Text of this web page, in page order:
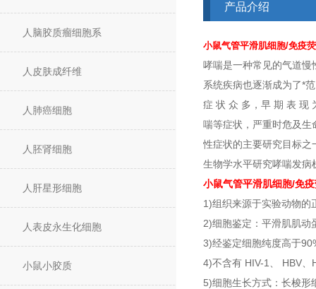
人脑胶质瘤细胞系
人皮肤成纤维
人肺癌细胞
人胚肾细胞
人肝星形细胞
人表皮永生化细胞
小鼠小胶质
产品介绍
小鼠气管平滑肌细胞/免疫
哮喘是一种常见的气道
系统疾病也逐渐成为了*
症 状 众 多，早 期 表 现
喘等症状，严重时危及
性症状的主要研究目标
生物学水平研究哮喘发病
小鼠气管平滑肌细胞/免
1)组织来源于实验动物的
2)细胞鉴定：平滑肌肌动
3)经鉴定细胞纯度高于
4)不含有 HIV-1、 HBV
5)细胞生长方式：长梭形